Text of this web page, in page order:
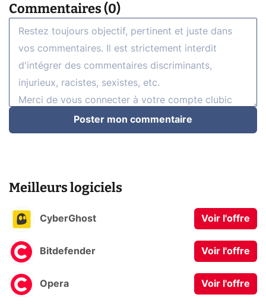
Commentaires (0)
Poster mon commentaire
Meilleurs logiciels
CyberGhost Voir l'offre
Bitdefender Voir l'offre
Opera Voir l'offre